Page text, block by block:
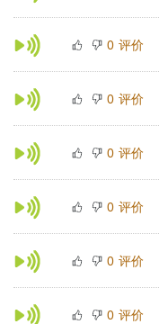
0 评价
0 评价
0 评价
0 评价
0 评价
0 评价